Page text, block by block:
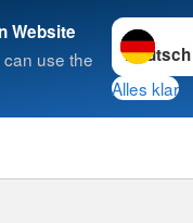
Website
use the
Sprache
Alles klar
Suche